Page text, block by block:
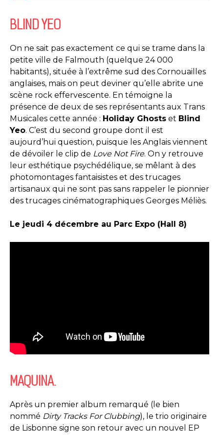
BLIND YEO
On ne sait pas exactement ce qui se trame dans la
petite ville de Falmouth (quelque 24 000
habitants), située à l’extrême sud des Cornouailles
anglaises, mais on peut deviner qu’elle abrite une
scène rock effervescente. En témoigne la
présence de deux de ses représentants aux Trans
Musicales cette année : Holiday Ghosts et Blind
Yeo. C’est du second groupe dont il est
aujourd’hui question, puisque les Anglais viennent
de dévoiler le clip de Love Not Fire. On y retrouve
leur esthétique psychédélique, se mêlant à des
photomontages fantaisistes et des trucages
artisanaux qui ne sont pas sans rappeler le pionnier
des trucages cinématographiques Georges Méliès.
Le jeudi 4 décembre au Parc Expo (Hall 8)
MAQUINA.
Après un premier album remarqué (le bien
nommé Dirty Tracks For Clubbing), le trio originaire
de Lisbonne signe son retour avec un nouvel EP